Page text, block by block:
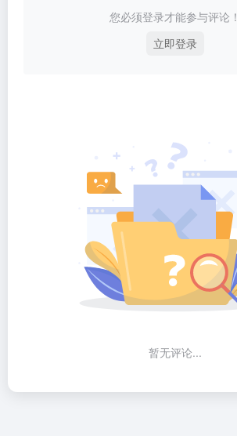
您必须登录才能参与评论！
立即登录
暂无评论...